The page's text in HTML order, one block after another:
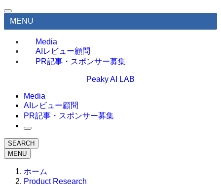
MENU
Media
AIレビュー顧問
PR記事・スポンサー募集
Peaky AI LAB
Media
AIレビュー顧問
PR記事・スポンサー募集
SEARCH
MENU
ホーム
Product Research